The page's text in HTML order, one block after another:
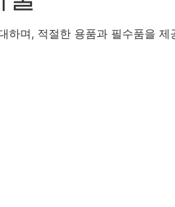
하며, 적절한 용품과 필수품을 제